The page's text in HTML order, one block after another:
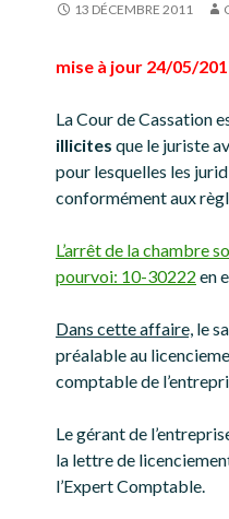
13 DÉCEMBRE 2011
mise à jour 24/05/
La Cour de Cassation
illicites que le juriste
pour lesquelles les
conformément aux
L’arrêt de la chambre
pourvoi: 10-30222 en
Dans cette affaire, le
préalable au
comptable de
Le gérant de
la lettre de
l’Expert Comptable.